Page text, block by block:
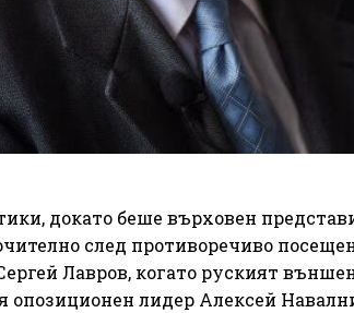
докато беше върховен
след противоречиво
Лавров, когато руският
опозиционен лидер Алексей